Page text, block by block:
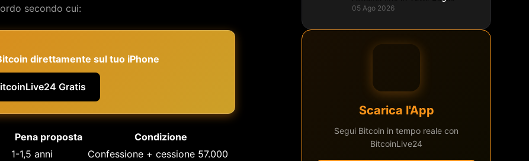
secondo cui:
direttamente sul tuo iPhone
Gratis
Pena proposta
Condizione
1-1,5 anni
Confessione + cessione 57.000
05 Ago 2026
Scarica l'App
Segui Bitcoin in tempo reale con
BitcoinLive24